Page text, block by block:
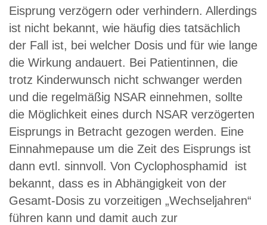
Eisprung verzögern oder verhindern. Allerdings
ist nicht bekannt, wie häufig dies tatsächlich
der Fall ist, bei welcher Dosis und für wie lange
die Wirkung andauert. Bei Patientinnen, die
trotz Kinderwunsch nicht schwanger werden
und die regelmäßig NSAR einnehmen, sollte
die Möglichkeit eines durch NSAR verzögerten
Eisprungs in Betracht gezogen werden. Eine
Einnahmepause um die Zeit des Eisprungs ist
dann evtl. sinnvoll. Von Cyclophosphamid ist
bekannt, dass es in Abhängigkeit von der
Gesamt-Dosis zu vorzeitigen „Wechseljahren“
führen kann und damit auch zur